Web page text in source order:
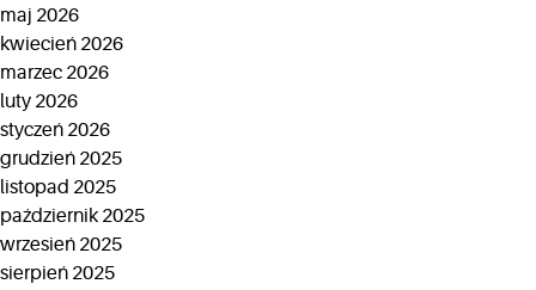
maj 2026
kwiecień 2026
marzec 2026
luty 2026
styczeń 2026
grudzień 2025
listopad 2025
październik 2025
wrzesień 2025
sierpień 2025